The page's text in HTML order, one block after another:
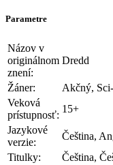
Parametre
Názov v
originálnom
znení:
Dredd
Žáner:
Akčný,
Veková
prístupnosť:
15+
Jazykové
verzie:
Čeština,
Titulky:
Čeština,